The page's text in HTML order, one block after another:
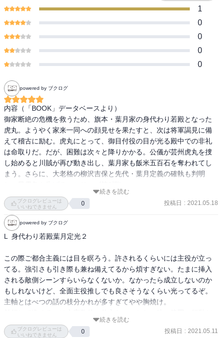
1
0
0
0
0
powered by ブクログ
内容（「BOOK」データベースより）
御家断絶の危機を救うため、旗本・葉月家の身代わり若殿となった
虎丸。ようやく家来一同への顔見せを果たすと、次は将軍謁見に備
えて稽古に励む。虎丸にとって、御目付役の目が光る殿中での非礼
は命取りだ。だが、困難は次々と降りかかる。公儀が芸州虎丸を捜
し始めると川賊が再び動き出し、葉月家も飯米五百石を奪われてし
まう。さらに、大老格の柳沢吉保と先代・葉月定義の確執も判明
令和3年5月17日～18日
続きを読む
ブクログレビューは
いいねできません
0 投稿日 : 2021.05.18
powered by ブクログ
L  身代わり若殿葉月定光２
この際ご都合主義には目を瞑ろう。許されるくらいには主役が立っ
てる。強引さも引き際も兼ね備えてるから煩すぎない。たまに挿入
される敵側シーンすらいらなくないか。なかったら成立しないのか
もしれないけど、全面主役推しでも良さそうなくらい光ってるぞ。
主軸とはべつの話の枝分かれが多すぎてやや胸焼け。
もんな。
続きを読む
ブクログレビューは
いいねできません
0 投稿日 : 2021.05.11